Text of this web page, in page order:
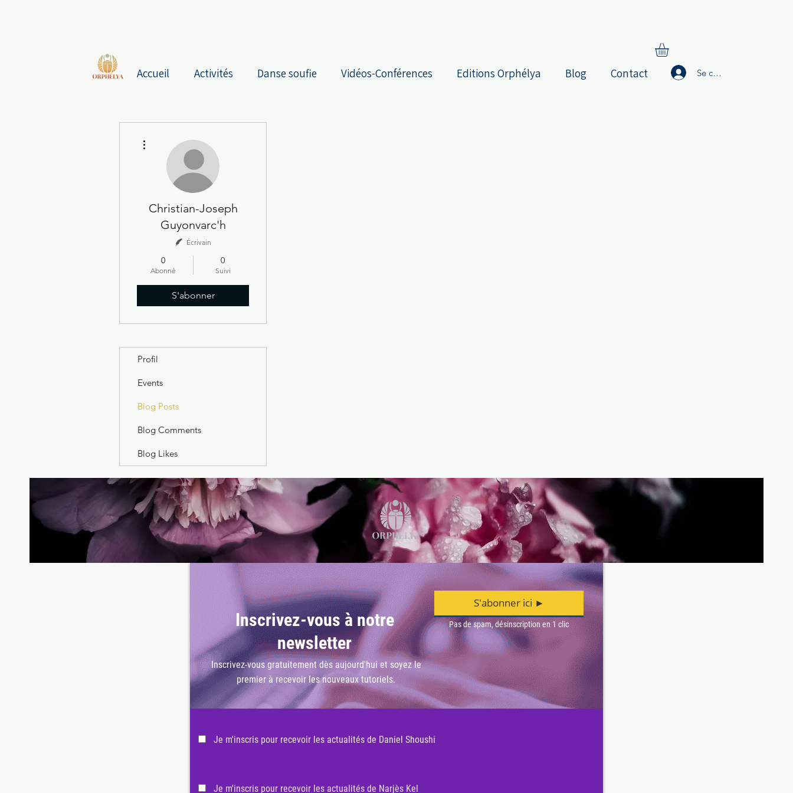
Accueil Activités Danse soufie Vidéos-Conférences Editions Orphélya Blog Contact Se connecter
Christian-Joseph
Guyonvarc'h
Écrivain
0
Abonné
0
Suivi
S'abonner
Profil
Events
Blog Posts
Blog Comments
Blog Likes